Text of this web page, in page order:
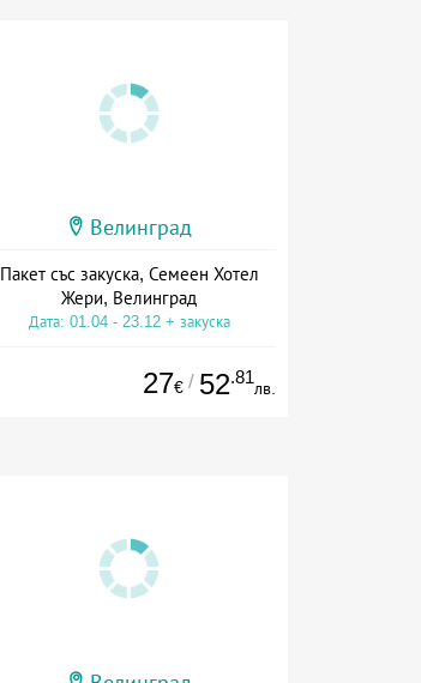
Велинград
Пакет със закуска, Семеен Хотел
Жери, Велинград
Дата: 01.04 - 23.12 + закуска
27€ / 52.81
лв.